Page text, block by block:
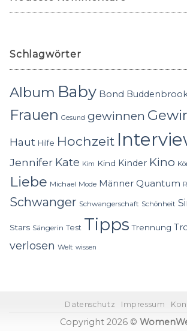
Schlagwörter
Album Baby Bond
Frauen Gesund gewinnen
Haut Hilfe Hochzeit
Jennifer Kate Kim Kind Kinder Kino
Liebe Michael Mode Männer Quantum
Schwanger Schwangerschaft Schönheit
Stars Sängerin Test Tipps Trennung
verlosen Welt wissen
Datenschutz Impressum
Copyright 2026 ©